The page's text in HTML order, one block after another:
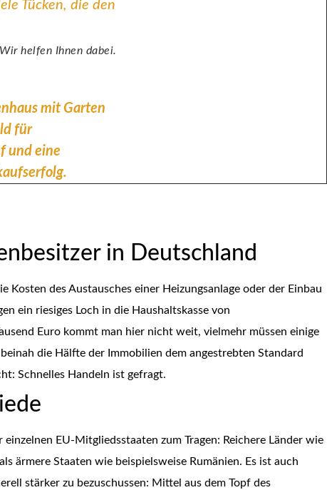
Tücken, die den
helfen Ihnen dabei.
in Deutschland
Kosten des Austausches einer Heizungsanlage oder der Einbau
ein riesiges Loch in die Haushaltskasse von
Euro kommt man hier nicht weit, vielmehr müssen einige
die Hälfte der Immobilien dem angestrebten Standard
Schnelles Handeln ist gefragt.
EU-Mitgliedsstaaten zum Tragen: Reichere Länder wie
ärmere Staaten wie beispielsweise Rumänien. Es ist auch
stärker zu bezuschussen: Mittel aus dem Topf des